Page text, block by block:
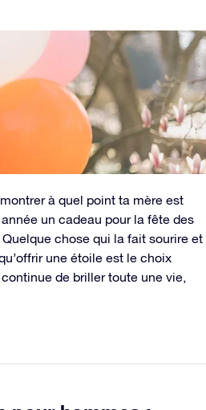
à quel point ta mère est
un cadeau pour la fête des
chose qui la fait sourire et
une étoile est le choix
de briller toute une vie,